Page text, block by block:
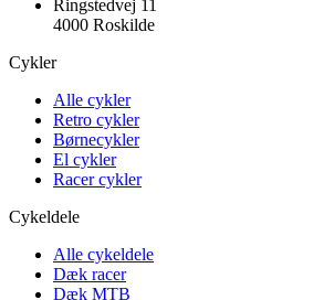
Ringstedvej 11
4000 Roskilde
Cykler
Alle cykler
Retro cykler
Børnecykler
El cykler
Racer cykler
Cykeldele
Alle cykeldele
Dæk racer
Dæk MTB